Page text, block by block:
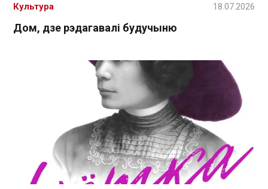
Дом, дзе рэдагавалі будучыню
Культура 18.07.2026